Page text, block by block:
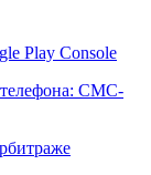
Play Console
телефона: СМС-